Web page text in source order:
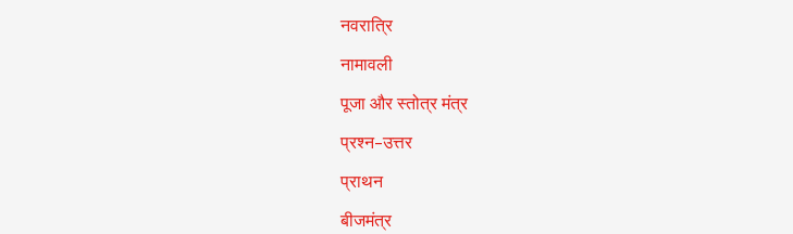
नवरात्रि
नामावली
पूजा और स्तोत्र मंत्र
प्रश्न-उत्तर
प्राथन
बीजमंत्र